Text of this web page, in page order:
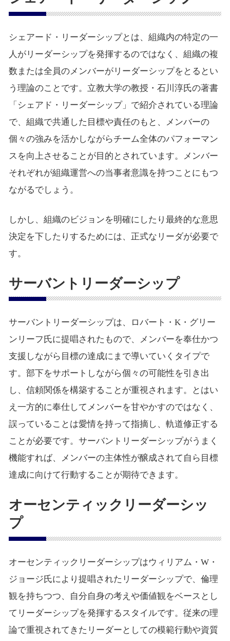
シェアード・リーダーシップとは、組織内の特定の一
人がリーダーシップを発揮するのではなく、組織の複
数または全員のメンバーがリーダーシップをとるとい
う理論のことです。立教大学の教授・石川淳氏の著書
「シェアド・リーダーシップ」で紹介されている理論
で、組織で共通した目標や責任のもと、メンバーの
個々の強みを活かしながらチーム全体のパフォーマン
スを向上させることが目的とされています。メンバー
それぞれが組織運営への当事者意識を持つことにもつ
ながるでしょう。
しかし、組織のビジョンを明確にしたり最終的な意思
決定を下したりするためには、正式なリーダが必要で
す。
サーバントリーダーシップ
サーバントリーダーシップは、ロバート・K・グリー
ンリーフ氏に提唱されたもので、メンバーを奉仕かつ
支援しながら目標の達成にまで導いていくタイプで
す。部下をサポートしながら個々の可能性を引き出
し、信頼関係を構築することが重視されます。とはい
え一方的に奉仕してメンバーを甘やかすのではなく、
誤っていることは愛情を持って指摘し、軌道修正する
ことが必要です。サーバントリーダーシップがうまく
機能すれば、メンバーの主体性が醸成されて自ら目標
達成に向けて行動することが期待できます。
オーセンティックリーダーシッ
プ
オーセンティックリーダーシップはウィリアム・W・
ジョージ氏により提唱されたリーダーシップで、倫理
観を持ちつつ、自分自身の考えや価値観をベースとし
てリーダーシップを発揮するスタイルです。従来の理
論で重視されてきたリーダーとしての模範行動や資質